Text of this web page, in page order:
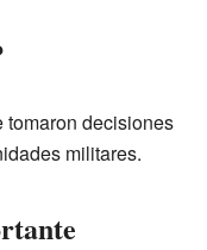
tomaron decisiones
militares.